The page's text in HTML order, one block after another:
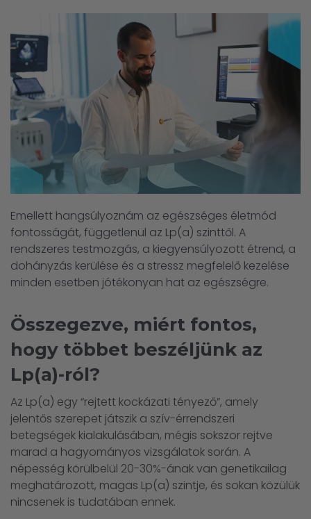
Emellett hangsúlyoznám az egészséges életmód
fontosságát, függetlenül az Lp(a) szinttől. A
rendszeres testmozgás, a kiegyensúlyozott étrend, a
dohányzás kerülése és a stressz megfelelő kezelése
minden esetben jótékonyan hat az egészségre.
Összegezve, miért fontos,
hogy többet beszéljünk az
Lp(a)-ról?
Az Lp(a) egy “rejtett kockázati tényező”, amely
jelentős szerepet játszik a szív-érrendszeri
betegségek kialakulásában, mégis sokszor rejtve
marad a hagyományos vizsgálatok során. A
népesség körülbelül 20-30%-ának van genetikailag
meghatározott, magas Lp(a) szintje, és sokan közülük
nincsenek is tudatában ennek.